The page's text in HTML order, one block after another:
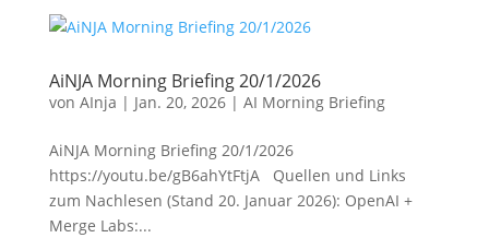
AiNJA Morning Briefing 20/1/2026
von AInja | Jan. 20, 2026| AI Morning Briefing
AiNJA Morning Briefing 20/1/2026
https://youtu.be/gB6ahYtFtjA Quellen und Links
zum Nachlesen (Stand 20. Januar 2026): OpenAI +
Merge Labs:...